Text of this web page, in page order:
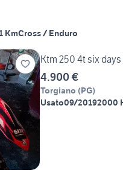
KmCross / Enduro
Ktm 250 4t six
4.900 €
Torgiano (PG)
Usato09/20192000